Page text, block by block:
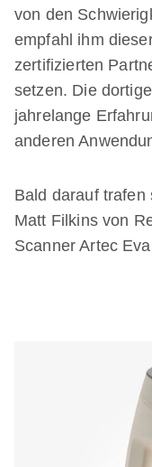
von den
empfahl ihm
zertifizierten
setzen. Die
jahrelange
anderen
Bald darauf trafen
Matt Filkins von
Scanner Artec